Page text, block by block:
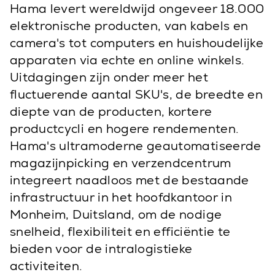
Hama levert wereldwijd ongeveer 18.000
elektronische producten, van kabels en
camera's tot computers en huishoudelijke
apparaten via echte en online winkels.
Uitdagingen zijn onder meer het
fluctuerende aantal SKU's, de breedte en
diepte van de producten, kortere
productcycli en hogere rendementen.
Hama's ultramoderne geautomatiseerde
magazijnpicking en verzendcentrum
integreert naadloos met de bestaande
infrastructuur in het hoofdkantoor in
Monheim, Duitsland, om de nodige
snelheid, flexibiliteit en efficiëntie te
bieden voor de intralogistieke
activiteiten.